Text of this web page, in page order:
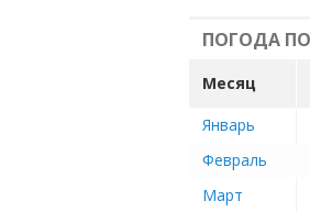
ПОГОДА
Месяц
Январь
Февраль
Март